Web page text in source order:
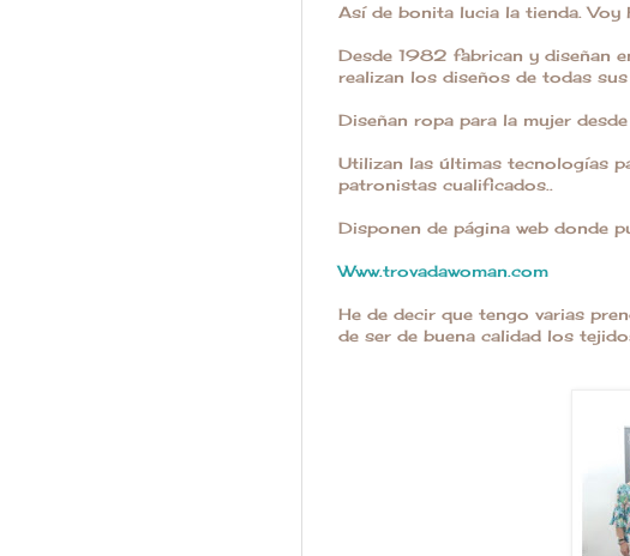
Así de bonita lucia la tienda. Voy
Desde 1982 fabrican y diseñan
realizan los diseños de todas sus
Diseñan ropa para la mujer
Utilizan las últimas tecnologías
patronistas cualificados..
Disponen de página web donde
Www.trovadawoman.com
He de decir que tengo varias
de ser de buena calidad los